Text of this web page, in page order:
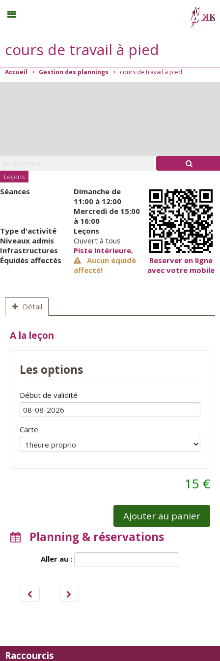
Randonnée
0 Panier
cours de travail à pied
Accueil > Gestion des plannings > cours de travail à pied
Leçons
Reserver en ligne
avec votre mobile
Séances Dimanche de
11:00 à 12:00
Mercredi de 15:00
à 16:00
Type d'activité
Leçons
Niveaux admis
Ouvert à tous
Infrastructures
Piste intérieure,
Équidés affectés
Aucun équidé
affecté!
Détail
A la leçon
Les options
Début de validité
Carte
15 €
Ajouter au panier
Planning & réservations
Aller au :
Raccourcis